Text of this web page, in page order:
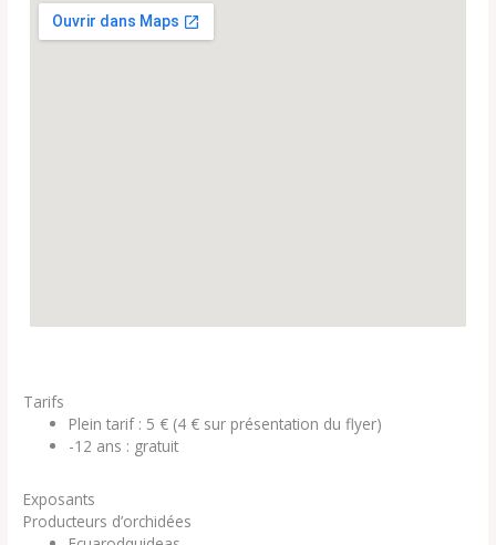
Tarifs
Plein tarif : 5 € (4 € sur présentation du flyer)
-12 ans : gratuit
Exposants
Producteurs d’orchidées